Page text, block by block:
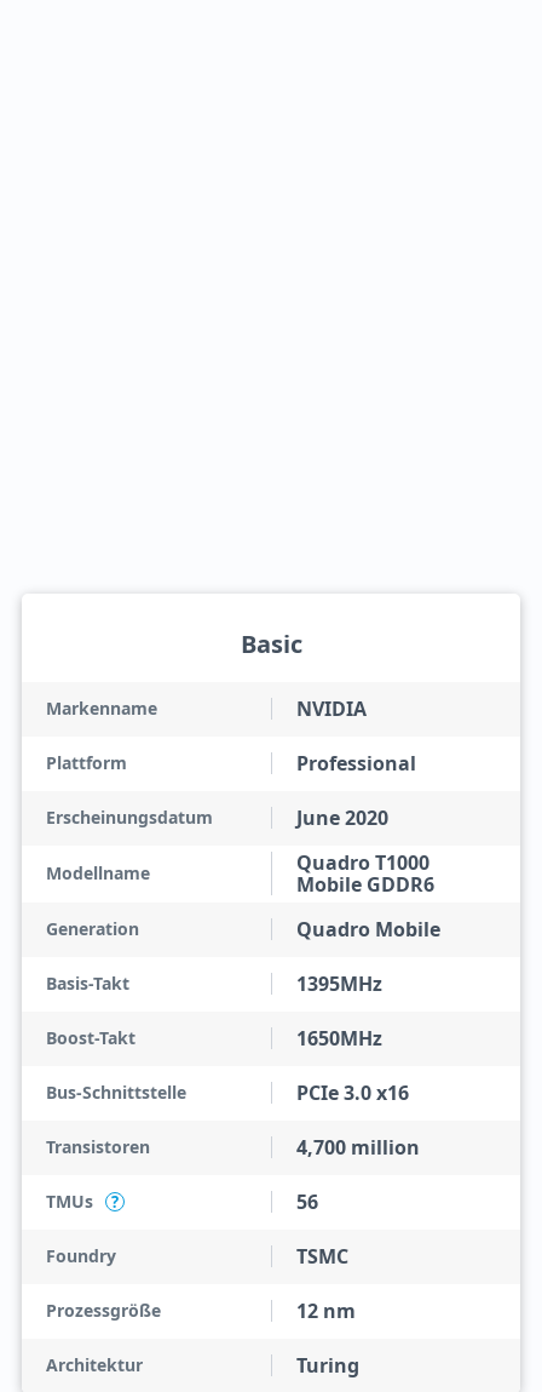
Basic
Markenname NVIDIA
Plattform Professional
Erscheinungsdatum June 2020
Modellname
Quadro T1000
Mobile GDDR6
Generation Quadro Mobile
Basis-Takt 1395MHz
Boost-Takt 1650MHz
Bus-Schnittstelle PCIe 3.0 x16
Transistoren 4,700 million
TMUs ? 56
Foundry TSMC
Prozessgröße 12 nm
Architektur Turing